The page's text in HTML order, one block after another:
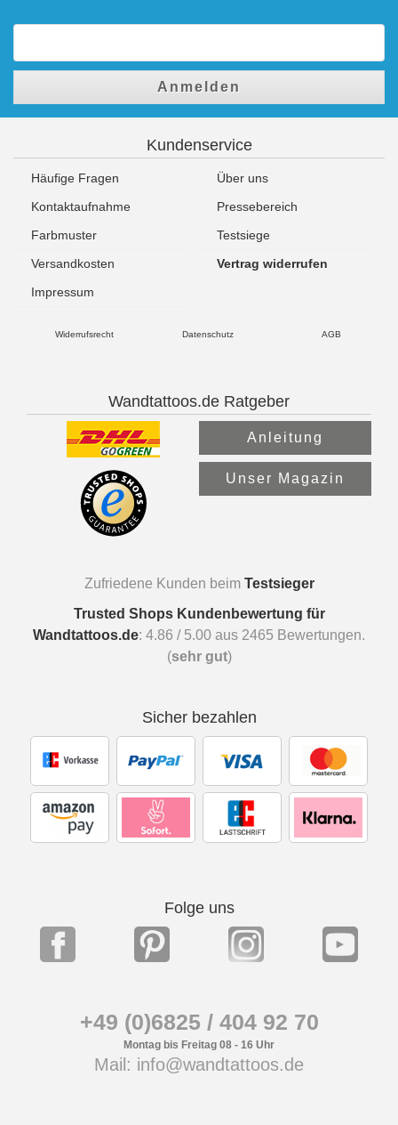
Anmelden
Kundenservice
Häufige Fragen
Über uns
Kontaktaufnahme
Pressebereich
Farbmuster
Testsiege
Versandkosten
Vertrag widerrufen
Impressum
Widerrufsrecht Datenschutz AGB
Wandtattoos.de Ratgeber
Anleitung
Unser Magazin
Zufriedene Kunden beim Testsieger
Trusted Shops Kundenbewertung für
Wandtattoos.de: 4.86 / 5.00 aus 2465 Bewertungen.
(sehr gut)
Sicher bezahlen
Folge uns
+49 (0)6825 / 404 92 70
Montag bis Freitag 08 - 16 Uhr
Mail: info@wandtattoos.de